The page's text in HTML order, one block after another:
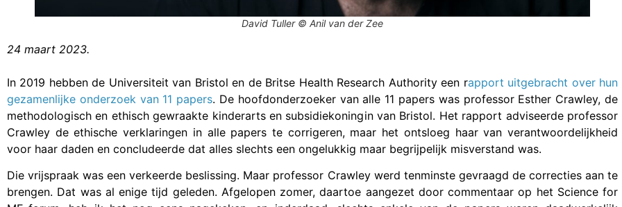
David Tuller © Anil van der Zee
24 maart 2023.
In 2019 hebben de Universiteit van Bristol en de Britse Health Research Authority een rapport uitgebracht over hun
gezamenlijke onderzoek van 11 papers. De hoofdonderzoeker van alle 11 papers was professor Esther Crawley, de
methodologisch en ethisch gewraakte kinderarts en subsidiekoningin van Bristol. Het rapport adviseerde professor
Crawley de ethische verklaringen in alle papers te corrigeren, maar het ontsloeg haar van verantwoordelijkheid
voor haar daden en concludeerde dat alles slechts een ongelukkig maar begrijpelijk misverstand was.
Die vrijspraak was een verkeerde beslissing. Maar professor Crawley werd tenminste gevraagd de correcties aan te
brengen. Dat was al enige tijd geleden. Afgelopen zomer, daartoe aangezet door commentaar op het Science for